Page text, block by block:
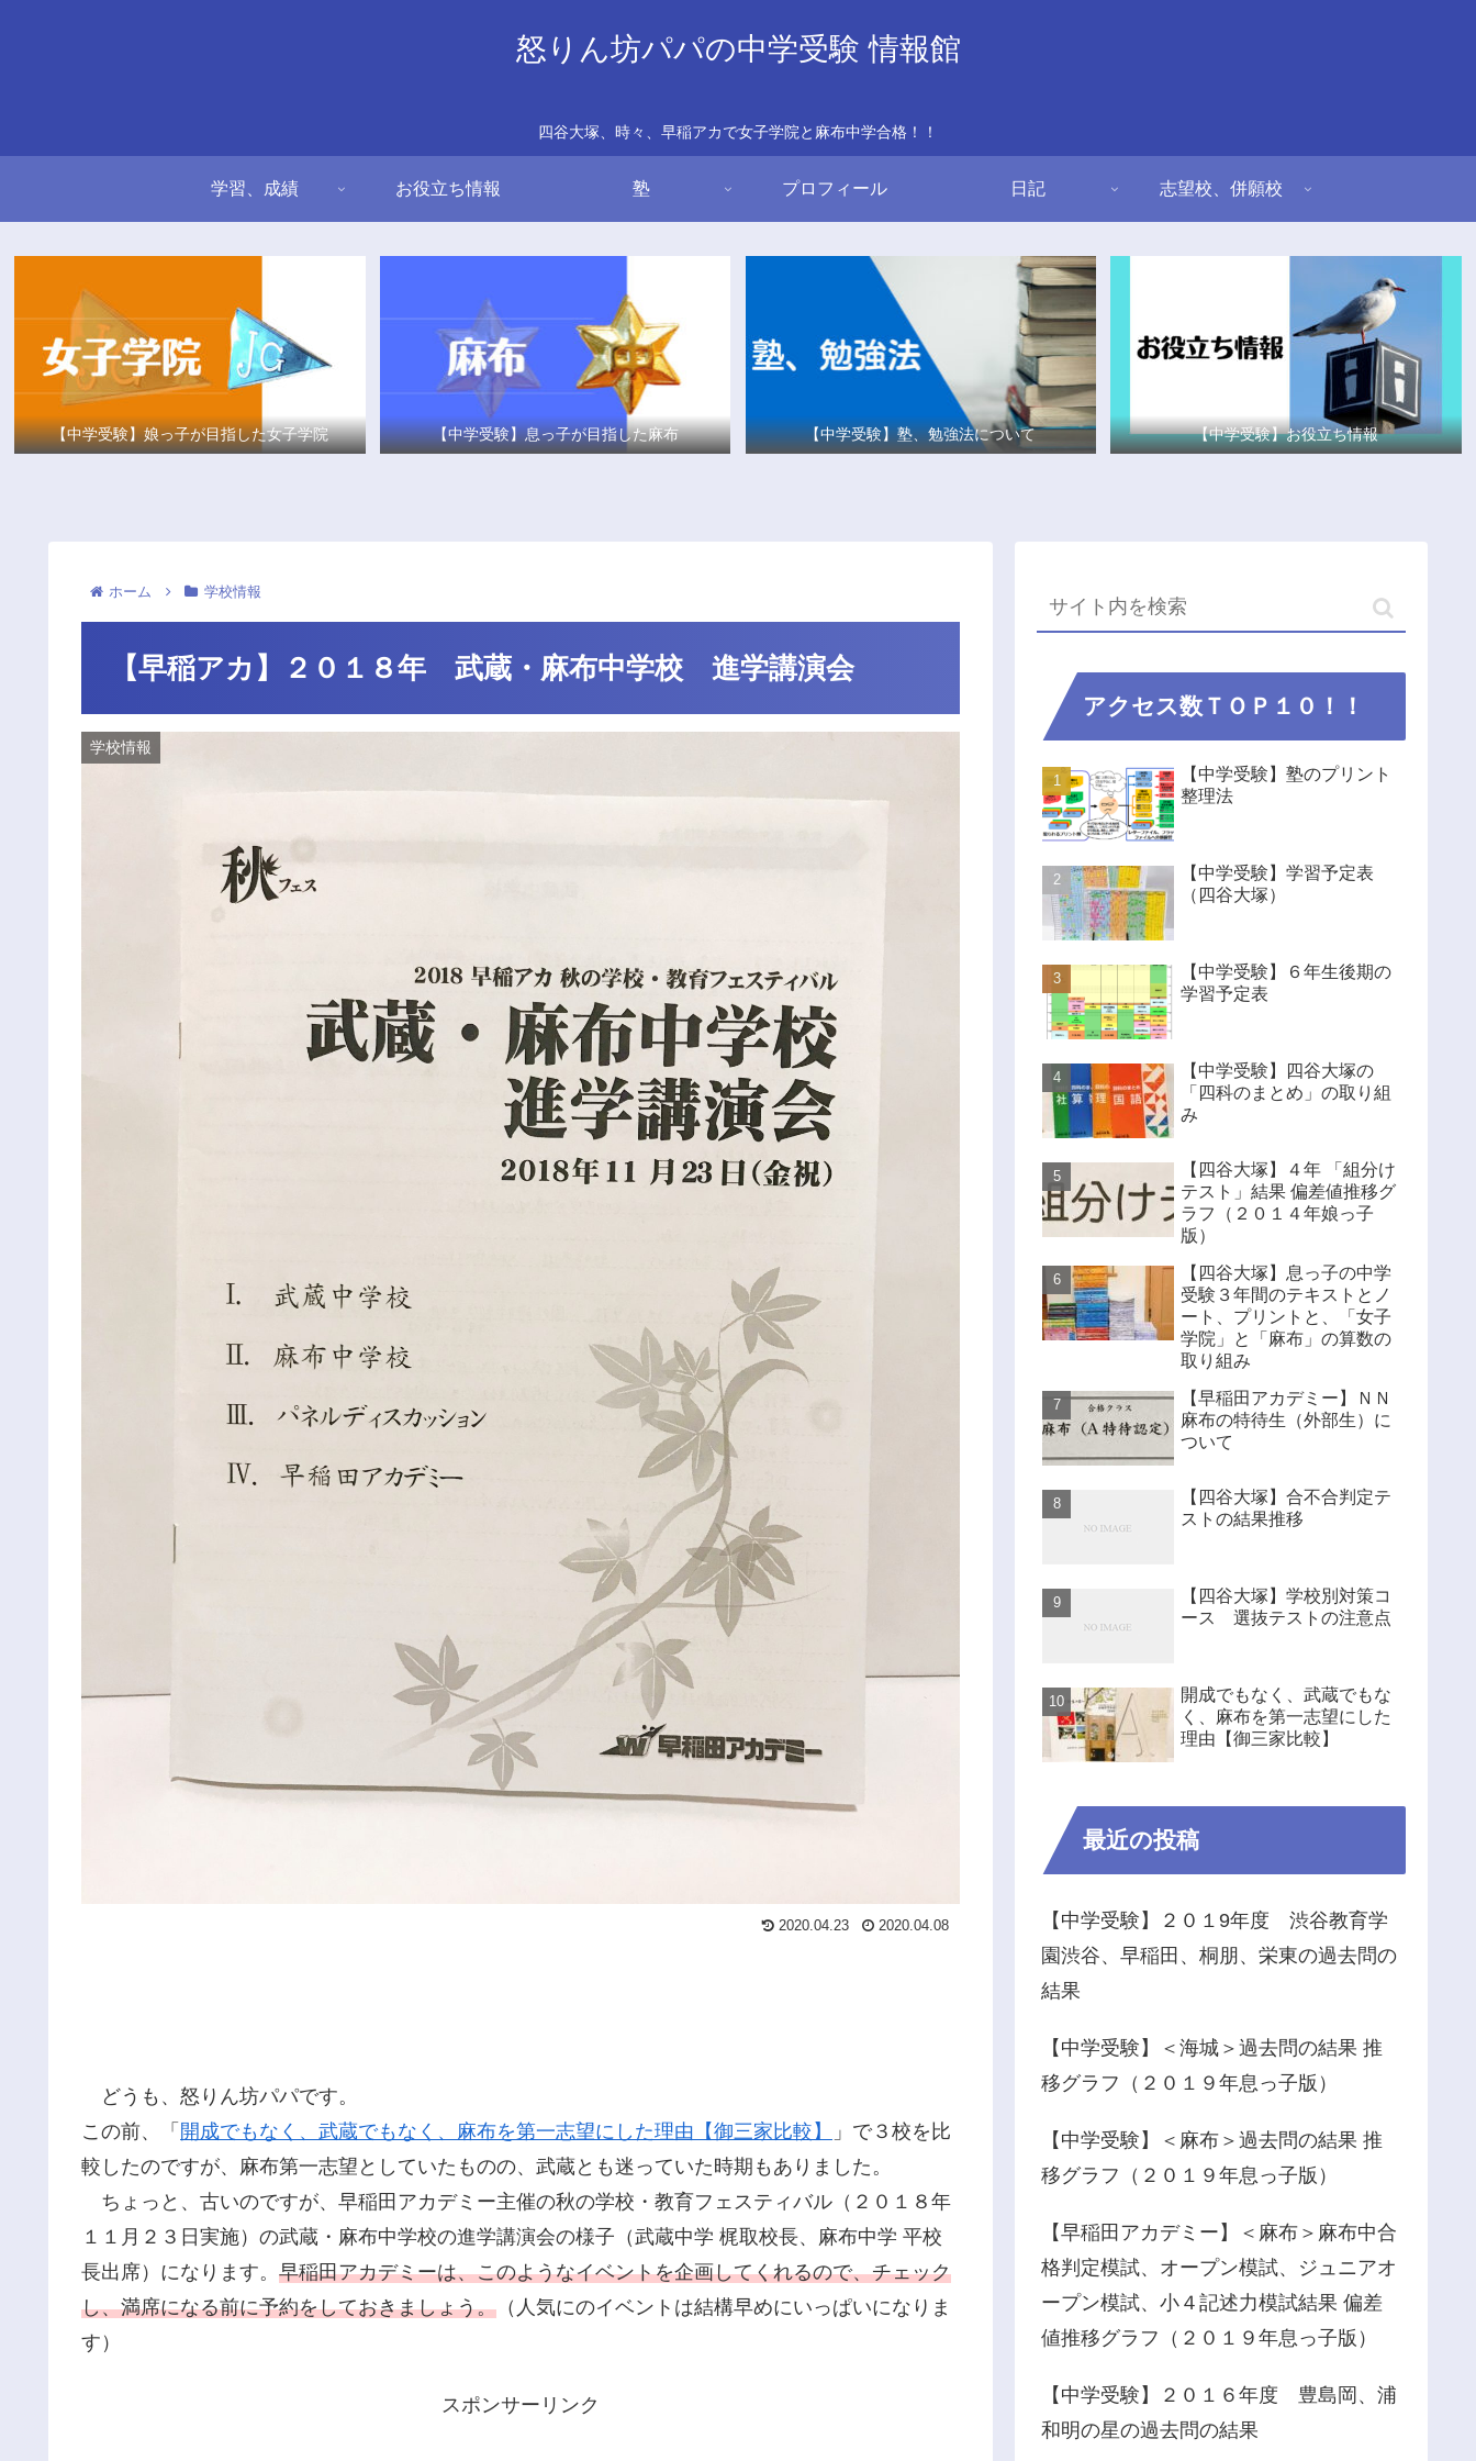
怒りん坊パパの中学受験 情報館
四谷大塚、時々、早稲アカで女子学院と麻布中学合格！！
学習、成績 お役立ち情報 塾 プロフィール 日記 志望校、併願校
【中学受験】娘っ子が目指した女子学院 【中学受験】息っ子が目指した麻布 【中学受験】塾、勉強法について 【中学受験】お役立ち情報
ホーム 学校情報
【早稲アカ】２０１８年 武蔵・麻布中学校 進学講演会
学校情報
2020.04.23 2020.04.08
どうも、怒りん坊パパです。
この前、「 開成でもなく、武蔵でもなく、麻布を第一志望にした理由【御三家比較】
」で３校を比
較したのですが、麻布第一志望としていたものの、武蔵とも迷っていた時期もありました。
ちょっと、古いのですが、早稲田アカデミー主催の秋の学校・教育フェスティバル（２０１８年
１１月２３日実施）の武蔵・麻布中学校の進学講演会の様子（武蔵中学 梶取校長、麻布中学 平校
長出席）になります。 早稲田アカデミーは、このようなイベントを企画してくれるので、チェック
し、満席になる前に予約をしておきましょう。 （人気にのイベントは結構早めにいっぱいになりま
す）
スポンサーリンク
アクセス数ＴＯＰ１０！！
【中学受験】塾のプリント
整理法
【中学受験】学習予定表
（四谷大塚）
【中学受験】６年生後期の
学習予定表
【中学受験】四谷大塚の
「四科のまとめ」の取り組
み
【四谷大塚】４年 「組分け
テスト」結果 偏差値推移グ
ラフ（２０１４年娘っ子
版）
【四谷大塚】息っ子の中学
受験３年間のテキストとノ
ート、プリントと、「女子
学院」と「麻布」の算数の
取り組み
【早稲田アカデミー】ＮＮ
麻布の特待生（外部生）に
ついて
【四谷大塚】合不合判定テ
ストの結果推移
【四谷大塚】学校別対策コ
ース 選抜テストの注意点
開成でもなく、武蔵でもな
く、麻布を第一志望にした
理由【御三家比較】
最近の投稿
【中学受験】２０１9年度 渋谷教育学
園渋谷、早稲田、桐朋、栄東の過去問の
結果
【中学受験】＜海城＞過去問の結果 推
移グラフ（２０１９年息っ子版）
【中学受験】＜麻布＞過去問の結果 推
移グラフ（２０１９年息っ子版）
【早稲田アカデミー】＜麻布＞麻布中合
格判定模試、オープン模試、ジュニアオ
ープン模試、小４記述力模試結果 偏差
値推移グラフ（２０１９年息っ子版）
【中学受験】２０１６年度 豊島岡、浦
和明の星の過去問の結果